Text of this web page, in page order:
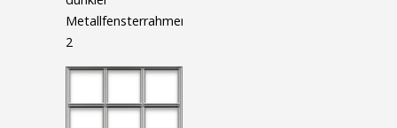
Metallfensterrahmen
2